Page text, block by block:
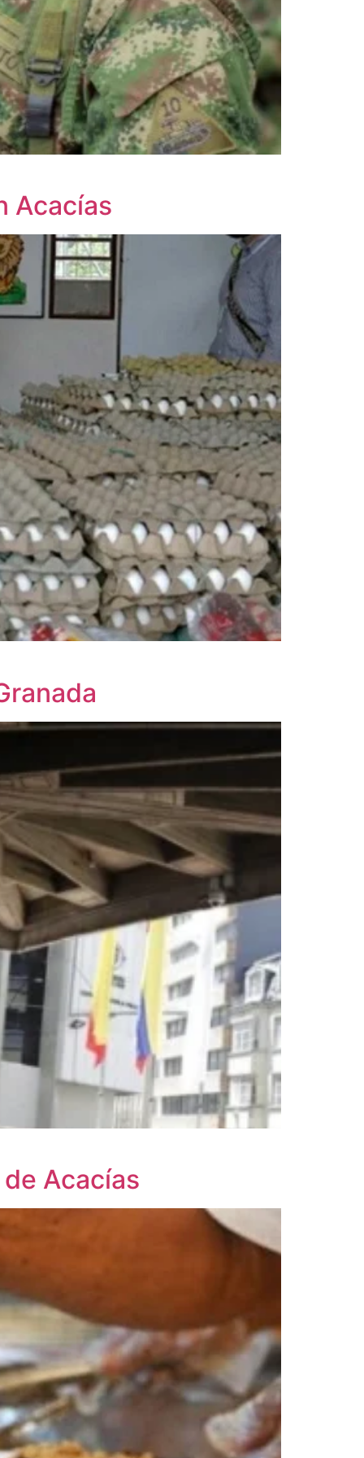
Acacías
Acacías